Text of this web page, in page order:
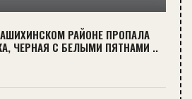
РАЙОНЕ ПРОПАЛА
ЧЕРНАЯ С БЕЛЫМИ ПЯТНАМИ ..